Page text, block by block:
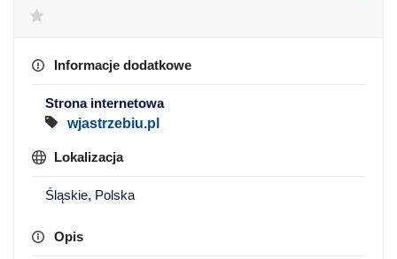
Informacje dodatkowe
Strona internetowa
wjastrzebiu.pl
Lokalizacja
Śląskie, Polska
Opis